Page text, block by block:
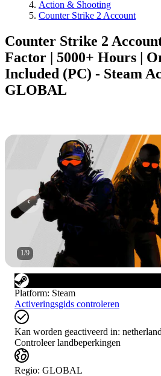
Action & Shooting
Counter Strike 2 Account
Counter Strike 2
Factor | 5000+ Hours |
Included (PC) - Steam
GLOBAL
1/9
Platform: Steam
Activeringsgids controleren
Kan worden geactiveerd in:
Controleer landbeperkingen
Regio: GLOBAL